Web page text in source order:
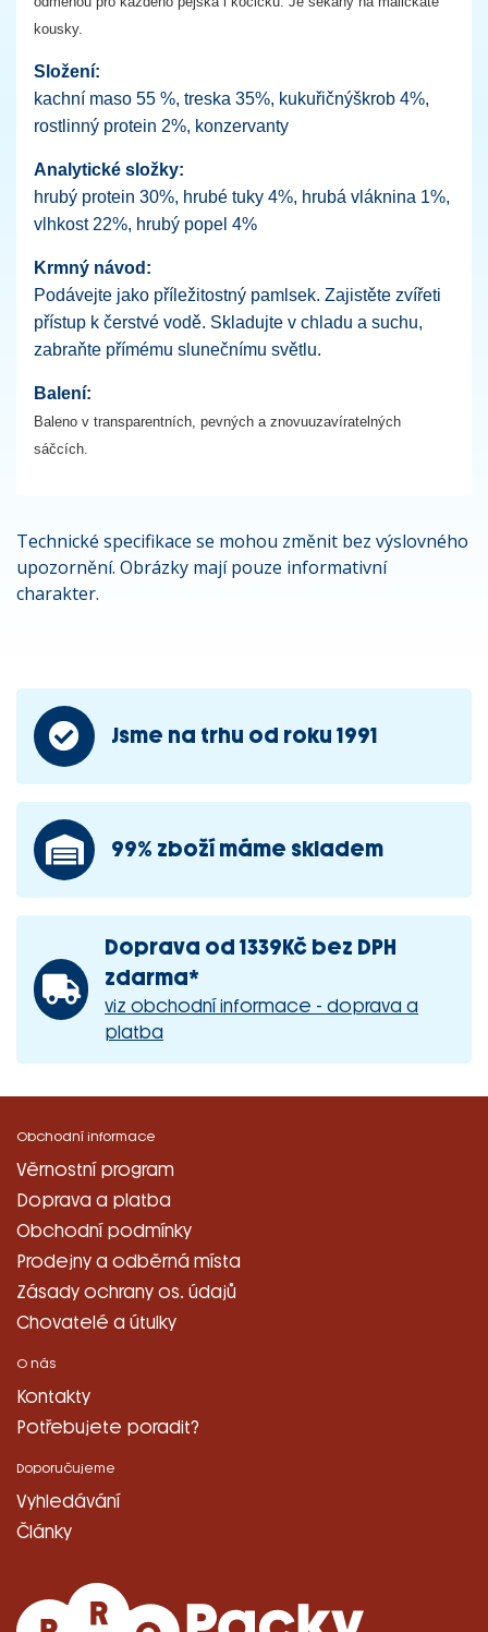
kousky.
Složení:
kachní maso 55 %, treska 35%, kukuřičnýškrob 4%,
rostlinný protein 2%, konzervanty
Analytické složky:
hrubý protein 30%, hrubé tuky 4%, hrubá vláknina 1%,
vlhkost 22%, hrubý popel 4%
Krmný návod:
Podávejte jako příležitostný pamlsek. Zajistěte zvířeti
přístup k čerstvé vodě. Skladujte v chladu a suchu,
zabraňte přímému slunečnímu světlu.
Balení:
Baleno v transparentních, pevných a znovuuzavíratelných
sáčcích.
Technické specifikace se mohou změnit bez výslovného
upozornění. Obrázky mají pouze informativní
charakter.
Jsme na trhu od roku 1991
99% zboží máme skladem
Doprava od 1339Kč bez DPH
zdarma*
viz obchodní informace - doprava a
platba
Obchodní informace
Věrnostní program
Doprava a platba
Obchodní podmínky
Prodejny a odběrná místa
Zásady ochrany os. údajů
Chovatelé a útulky
O nás
Kontakty
Potřebujete poradit?
Doporučujeme
Vyhledávání
Články